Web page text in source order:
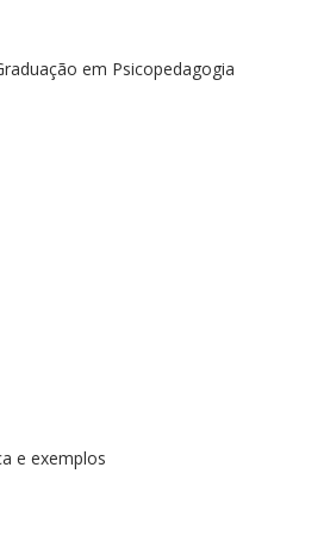
em Psicopedagogia
e exemplos